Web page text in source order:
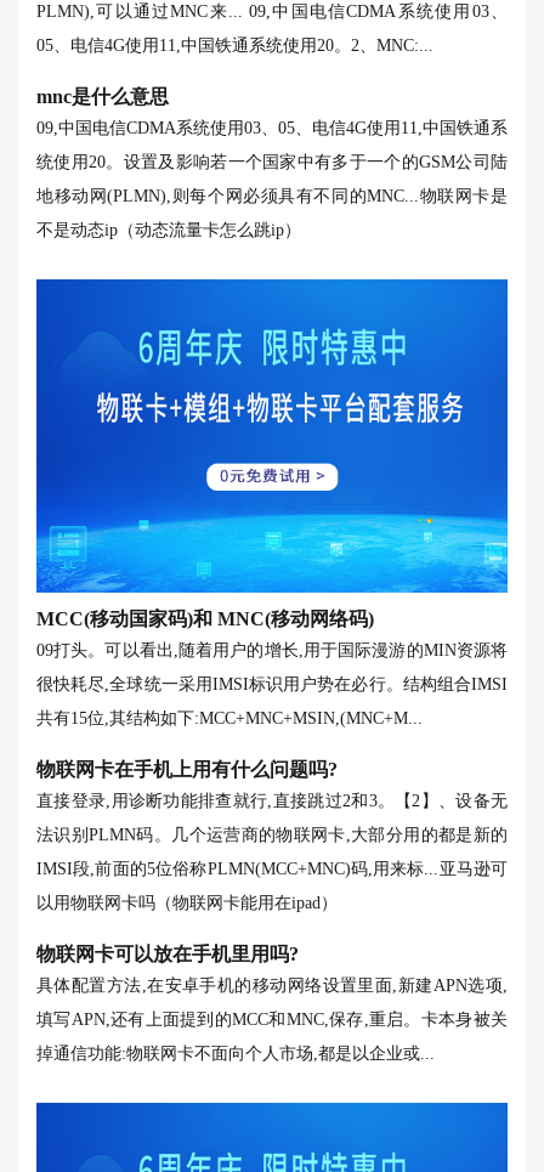
PLMN),可以通过MNC来... 09,中国电信CDMA系统使用03、
05、电信4G使用11,中国铁通系统使用20。2、MNC:...
mnc是什么意思
09,中国电信CDMA系统使用03、05、电信4G使用11,中国铁通系
统使用20。设置及影响若一个国家中有多于一个的GSM公司陆
地移动网(PLMN),则每个网必须具有不同的MNC... 物联网卡是
不是动态ip（动态流量卡怎么跳ip）
MCC(移动国家码)和 MNC(移动网络码)
09打头。可以看出,随着用户的增长,用于国际漫游的MIN资源将
很快耗尽,全球统一采用IMSI标识用户势在必行。结构组合IMSI
共有15位,其结构如下:MCC+MNC+MSIN,(MNC+M...
物联网卡在手机上用有什么问题吗?
直接登录,用诊断功能排查就行,直接跳过2和3。【2】、设备无
法识别PLMN码。几个运营商的物联网卡,大部分用的都是新的
IMSI段,前面的5位俗称PLMN(MCC+MNC)码,用来标... 亚马逊可
以用物联网卡吗（物联网卡能用在ipad）
物联网卡可以放在手机里用吗?
具体配置方法,在安卓手机的移动网络设置里面,新建APN选项,
填写APN,还有上面提到的MCC和MNC,保存,重启。卡本身被关
掉通信功能:物联网卡不面向个人市场,都是以企业或...